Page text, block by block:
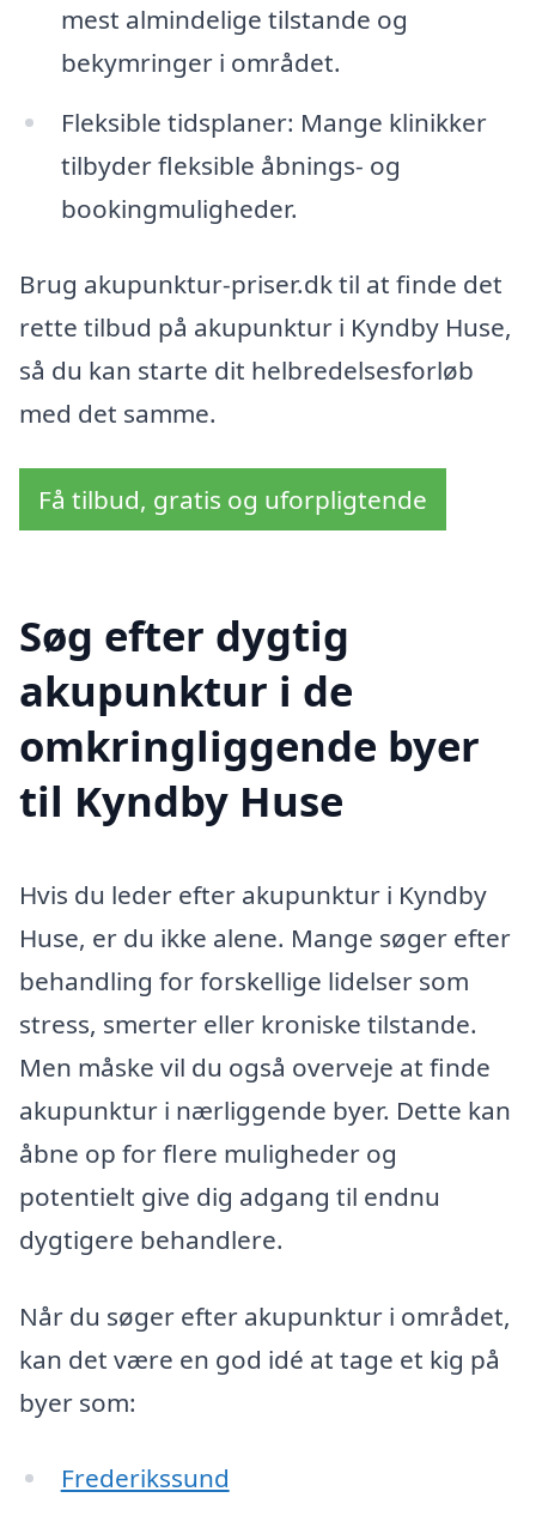
mest almindelige tilstande og
bekymringer i området.
Fleksible tidsplaner: Mange klinikker
tilbyder fleksible åbnings- og
bookingmuligheder.
Brug akupunktur-priser.dk til at finde det
rette tilbud på akupunktur i Kyndby Huse,
så du kan starte dit helbredelsesforløb
med det samme.
Få tilbud, gratis og uforpligtende
Søg efter dygtig
akupunktur i de
omkringliggende byer
til Kyndby Huse
Hvis du leder efter akupunktur i Kyndby
Huse, er du ikke alene. Mange søger efter
behandling for forskellige lidelser som
stress, smerter eller kroniske tilstande.
Men måske vil du også overveje at finde
akupunktur i nærliggende byer. Dette kan
åbne op for flere muligheder og
potentielt give dig adgang til endnu
dygtigere behandlere.
Når du søger efter akupunktur i området,
kan det være en god idé at tage et kig på
byer som:
Frederikssund